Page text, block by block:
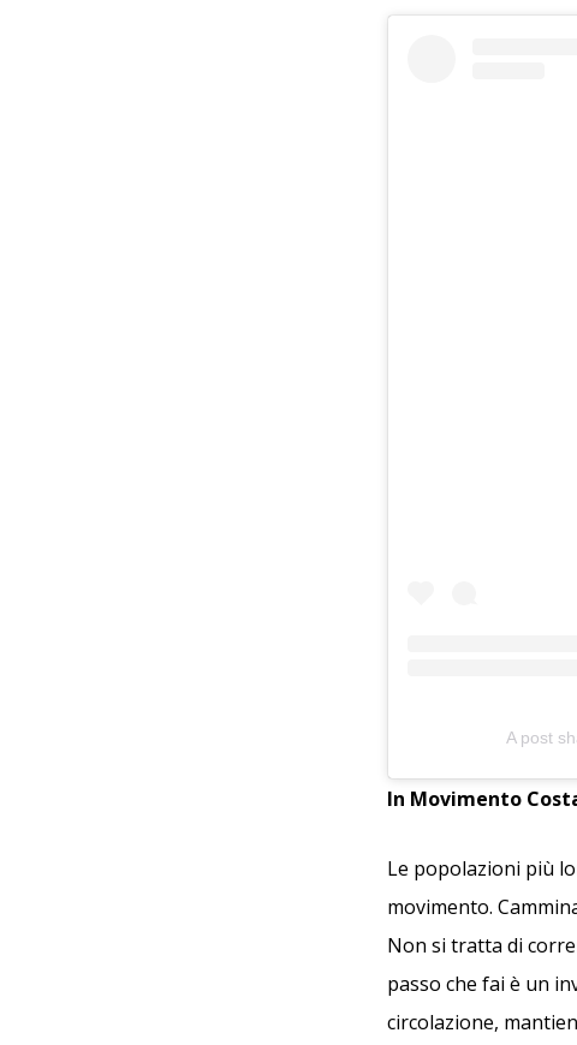
A post
In Movimento
Le popolazioni più
movimento.
Non si tratta di
passo che fai è un
circolazione,